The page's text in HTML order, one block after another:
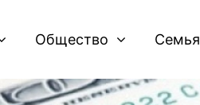
Общество Семья